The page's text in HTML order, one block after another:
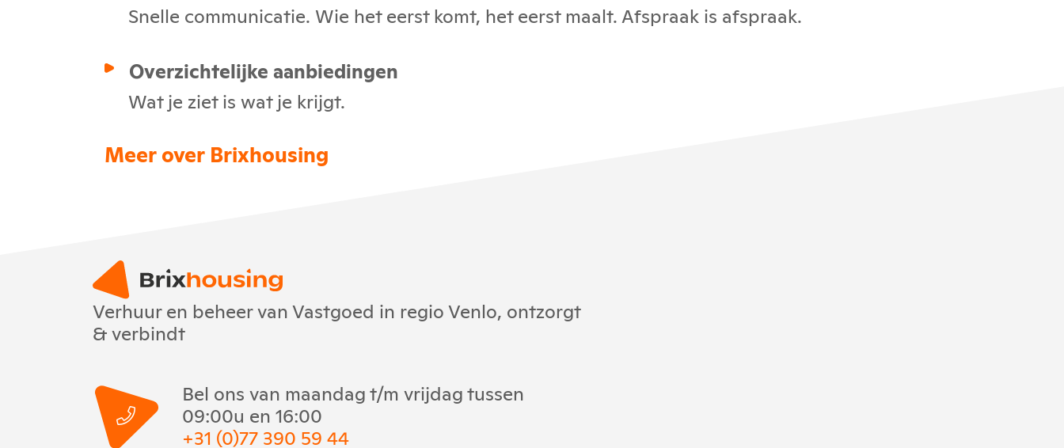
Snelle communicatie. Wie het eerst komt, het eerst maalt. Afspraak is afspraak.
Overzichtelijke aanbiedingen
Wat je ziet is wat je krijgt.
Meer over Brixhousing
Verhuur en beheer van Vastgoed in regio Venlo, ontzorgt
& verbindt
Bel ons van maandag t/m vrijdag tussen
09:00u en 16:00
+31 (0)77 390 59 44